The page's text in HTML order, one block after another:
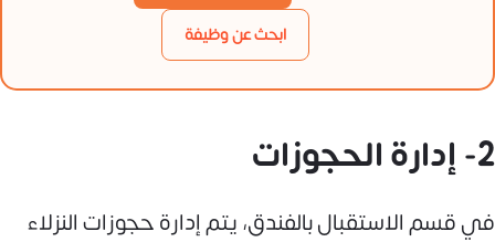
ابحث عن وظيفة
2- إدارة الحجوزات
في قسم الاستقبال بالفندق، يتم إدارة حجوزات النزلاء